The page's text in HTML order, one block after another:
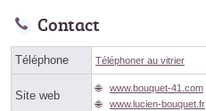
Contact
Téléphone Téléphoner au vitrier
Site web
www.bouquet-41.com
www.lucien-bouquet.fr